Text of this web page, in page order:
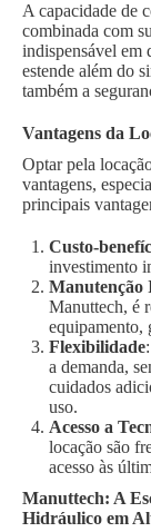
A capacidade de
combinada com
indispensável em
estende além do
também a
Vantagens da
Optar pela
vantagens,
principais
Custo-
investimento
Manutenção
Manuttech, é
equipamento,
Flexibilidade
a demanda,
cuidados
uso.
Acesso a
locação são
acesso às
Manuttech: A
Hidráulico em